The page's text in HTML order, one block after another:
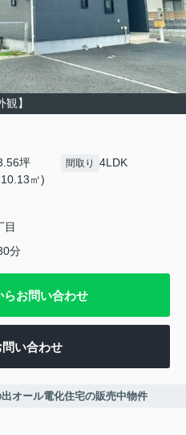
観】
坪
㎡)
間取り 4LDK
目
分
らお問い合わせ
問い合わせ
オール電化住宅の販売中物件